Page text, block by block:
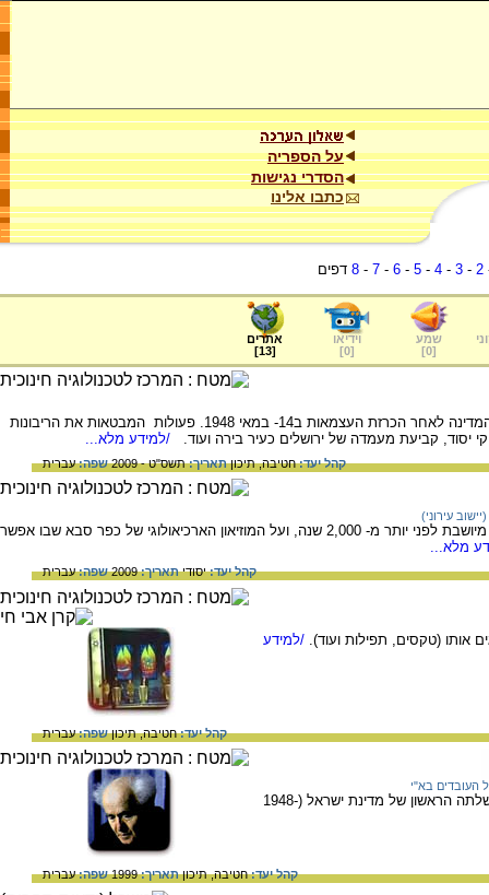
על הספריה
הסדרי נגישות
כתבו אלינו
2
-
3
-
4
-
5
-
6
-
7
-
8 דפים
שמע
[
0
]
וידיאו
[
0
]
אתרים
[
13
]
על הפעולות הראשונות שנעשו על ידי מנהיגי המדינה לאחר הכרזת העצמאות ב14- במאי 1948. פעולות המבטאות את הריבונות
יסוד, קביעת מעמדה של ירושלים כעיר בירה ועוד.
/למידע מלא...
קהל יעד:חטיבה,תיכוןתאריך:תשס"ט - 2009 שפה:עברית
עירוני)
על תולדותיה של כפר סבא הקדומה, שהייתה מיושבת לפני יותר מ- 2,000 שנה, ועל המוזיאון הארכיאולוגי של כפר סבא שבו אפשר
מלא...
קהל יעד:יסודיתאריך:2009 שפה:עברית
אותו (טקסים, תפילות ועוד). /למידע
קהל יעד:חטיבה,תיכוןשפה:עברית
העובדים בא"י
המידע בדף זה עוסק בדוד בן גוריון, ראש ממשלתה הראשון של מדינת ישראל (1948-
קהל יעד:חטיבה,תיכוןתאריך:1999 שפה:עברית